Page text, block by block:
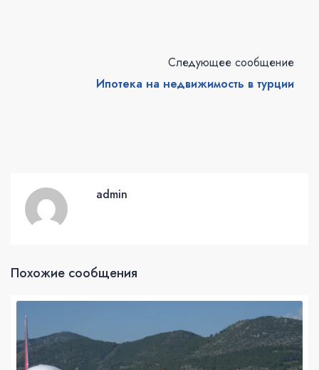
Следующее сообщение
Ипотека на недвижимость в турции
admin
Похожие сообщения